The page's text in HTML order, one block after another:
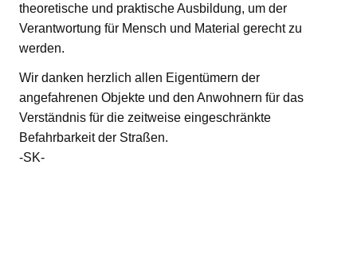
theoretische und praktische Ausbildung, um der
Verantwortung für Mensch und Material gerecht zu
werden.
Wir danken herzlich allen Eigentümern der
angefahrenen Objekte und den Anwohnern für das
Verständnis für die zeitweise eingeschränkte
Befahrbarkeit der Straßen.
-SK-